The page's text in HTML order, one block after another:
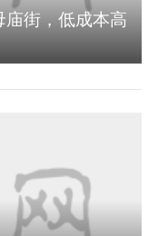
街，低成本高